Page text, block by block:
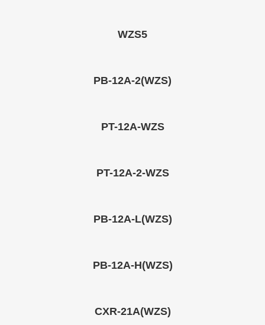
WZS5
PB-12A-2(WZS)
PT-12A-WZS
PT-12A-2-WZS​
PB-12A-L(WZS)​
PB-12A-H(WZS)​
CXR-21A(WZS)